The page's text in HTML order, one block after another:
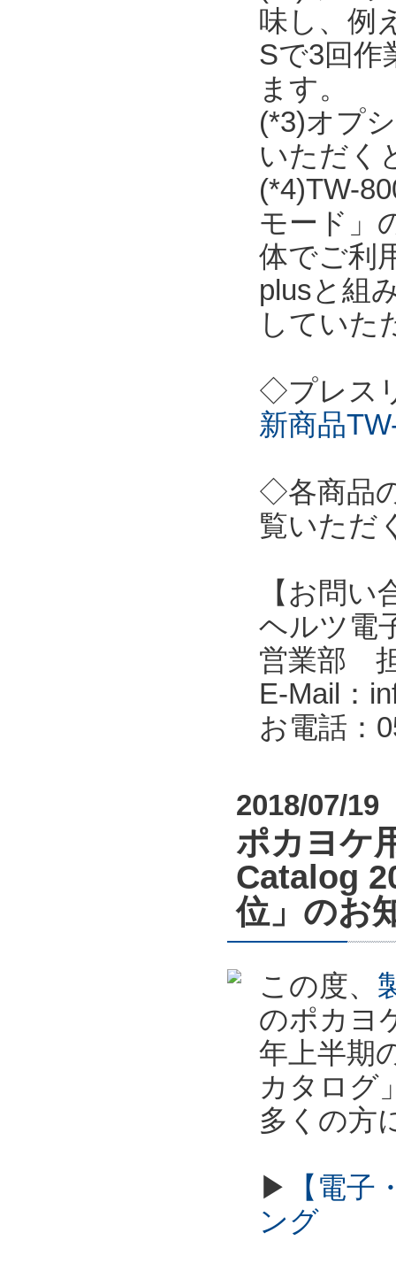
味し、例
Sで3回作
ます。
(*3)オプ
いただく
(*4)TW-
モード」
体でご利
plusと組
していた
◇プレス
新商品
◇各商品
覧いただ
【お問い
ヘルツ電
営業部
E-Mail：
お電話：
2018/07/19
ポカヨケ
Catalog
位」のお
この度、
のポカヨ
年上半期
カタログ
多くの方
▶
【電
ング